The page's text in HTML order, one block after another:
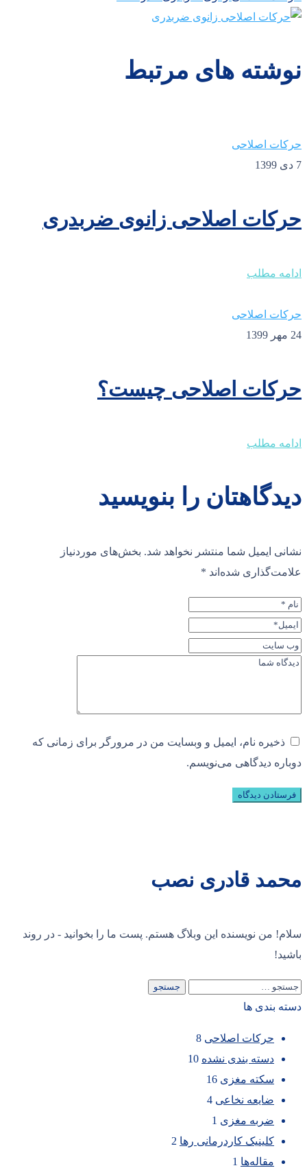
نوشته های مرتبط
حرکات اصلاحی
7 دی 1399
حرکات اصلاحی زانوی ضربدری
ادامه مطلب
حرکات اصلاحی
24 مهر 1399
حرکات اصلاحی چیست؟
ادامه مطلب
دیدگاهتان را بنویسید
نشانی ایمیل شما منتشر نخواهد شد. بخش‌های موردنیاز
علامت‌گذاری شده‌اند *
ذخیره نام، ایمیل و وبسایت من در مرورگر برای زمانی که
دوباره دیدگاهی می‌نویسم.
محمد قادری نصب
سلام! من نویسنده این وبلاگ هستم. پست ما را بخوانید - در روند
باشید!
دسته بندی ها
حرکات اصلاحی 8
دسته بندی نشده 10
سکته مغزی 16
ضایعه نخاعی 4
ضربه مغزی 1
کلینیک کاردرمانی رها 2
مقاله‌ها 1